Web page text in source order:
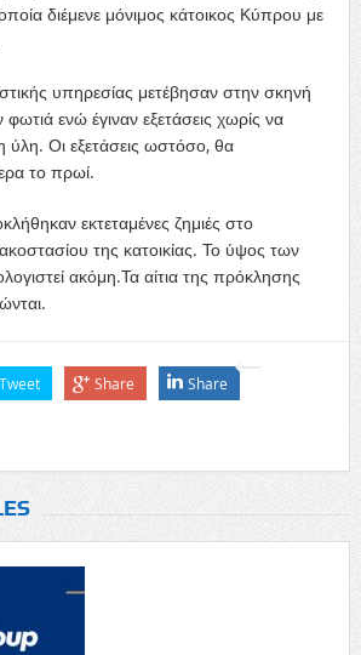
διέμενε μόνιμος κάτοικος Κύπρου με
υπηρεσίας μετέβησαν στην σκηνή
ενώ έγιναν εξετάσεις χωρίς να
ύλη. Οι εξετάσεις ωστόσο, θα
το πρωί.
εκτεταμένες ζημιές στο
της κατοικίας. Το ύψος των
ακόμη.Τα αίτια της πρόκλησης
Tweet Share Share